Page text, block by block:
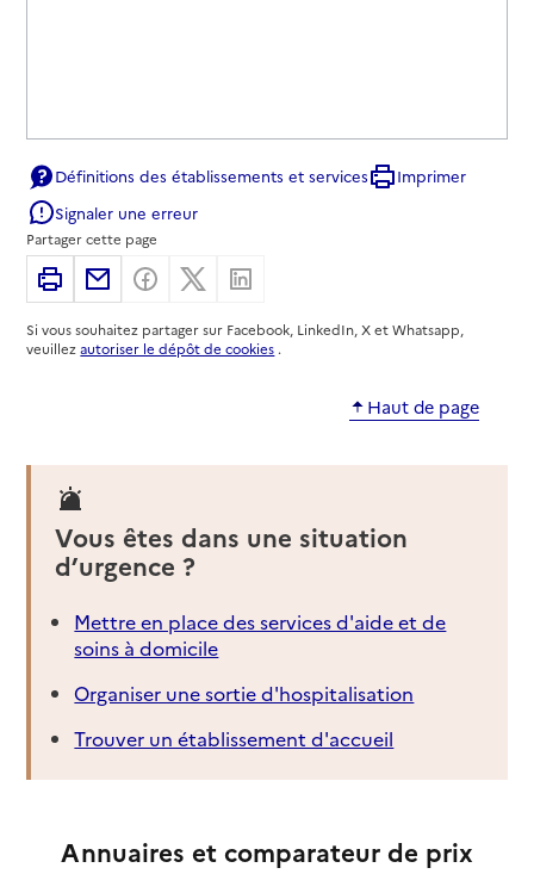
Définitions des établissements et services
Imprimer
Signaler une erreur
Partager cette page
ImprimerPartager par email
Partager sur Facebook
Partager sur X
Si vous souhaitez partager sur Facebook, LinkedIn, X et Whatsapp,
veuillezautoriser le dépôt de cookies .
Haut de page
Vous êtes dans une situation
d’urgence ?
Mettre en place des services d'aide et de
soins à domicile
Organiser une sortie d'hospitalisation
Trouver un établissement d'accueil
Annuaires et comparateur de prix